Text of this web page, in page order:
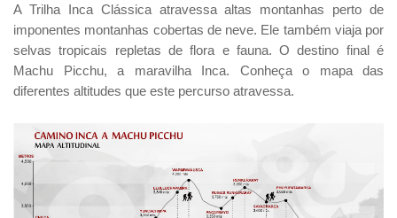
A Trilha Inca Clássica atravessa altas montanhas perto de
imponentes montanhas cobertas de neve. Ele também viaja por
selvas tropicais repletas de flora e fauna. O destino final é
Machu Picchu, a maravilha Inca. Conheça o mapa das
diferentes altitudes que este percurso atravessa.